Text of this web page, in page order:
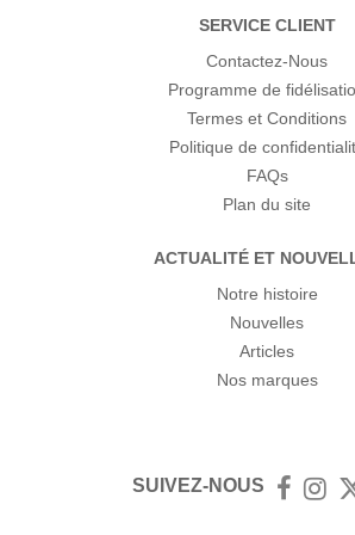
SERVICE CLIENT
Contactez-Nous
Programme de
Termes et Conditions
Politique de
FAQs
Plan du site
ACTUALITÉ ET
Notre histoire
Nouvelles
Articles
Nos marques
SUIVEZ-NOUS